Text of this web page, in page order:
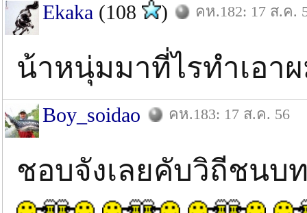
Ekaka (108 ) คห.182: 17 ส.ค.
น้าหนุ่มมาที่ไรทำเอา
Boy_soidao คห.183: 17 ส.ค. 56
ชอบจังเลยคับวิถีชน